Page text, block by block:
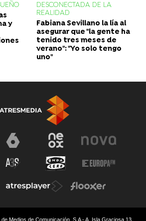
y
DESCONECTADA DE LA
REALIDAD
Fabiana Sevillano la lía al
asegurar que "la gente ha
tenido tres meses de
verano": "Yo solo tengo
uno"
Medios de Comunicación, S.A - A. Isla Graciosa 13,